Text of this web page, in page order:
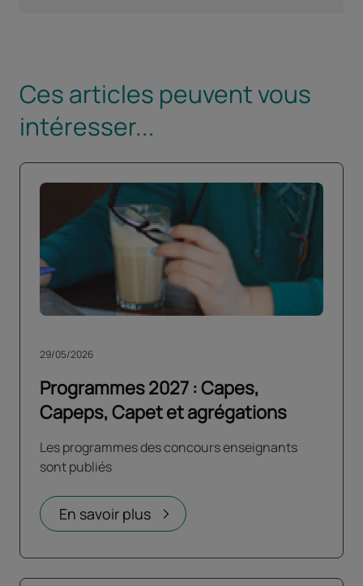
Ces articles peuvent vous
intéresser...
Programmes 2027 : Capes,
Capeps, Capet et agrégations
29/05/2026
Les programmes des concours enseignants
sont publiés
En savoir plus